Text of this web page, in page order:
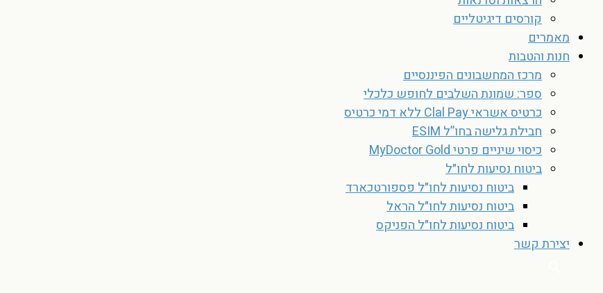
קורסים דיגיטליים
מאמרים
חנות והטבות
מרכז המחשבונים הפיננסיים
ספר: שמונת השלבים לחופש כלכלי
כרטיס אשראי Clal Pay ללא דמי כרטיס
חבילת גלישה בחו”ל ESIM
כיסוי שיניים פרטי MyDoctor Gold
ביטוח נסיעות לחו״ל
ביטוח נסיעות לחו״ל פספורטכארד
ביטוח נסיעות לחו״ל הראל
ביטוח נסיעות לחו״ל הפניקס
יצירת קשר